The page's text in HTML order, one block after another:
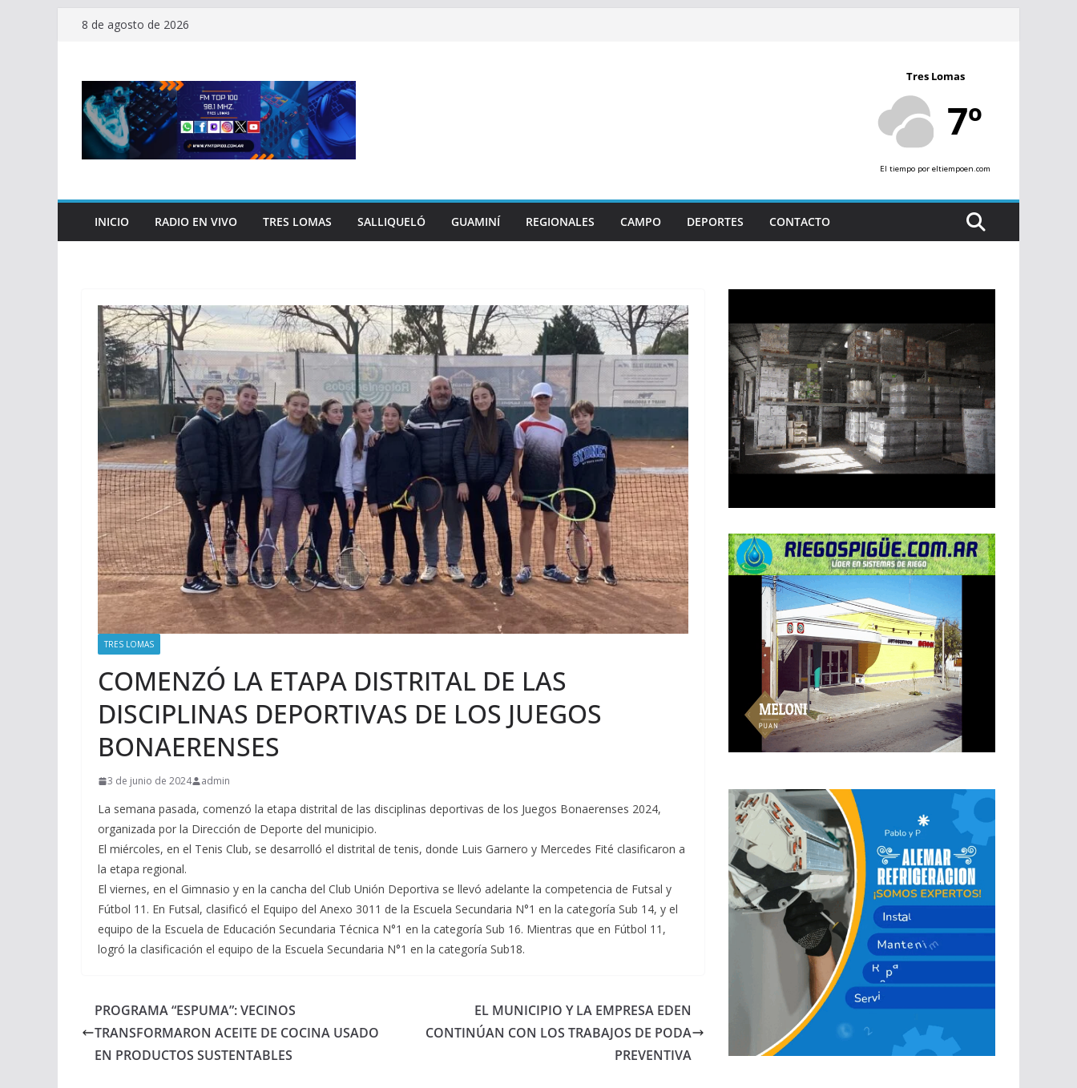
Saltar8 de agosto de 2026
Tres Lomas
7º
El tiempo por eltiempoen.com
INICIO RADIO EN VIVO TRES LOMAS SALLIQUELÓ GUAMINÍ REGIONALES CAMPO DEPORTES CONTACTO
TRES LOMAS
COMENZÓ LA ETAPA DISTRITAL DE LAS
DISCIPLINAS DEPORTIVAS DE LOS JUEGOS
BONAERENSES
3 de junio de 2024 admin
La semana pasada, comenzó la etapa distrital de las disciplinas deportivas de los Juegos Bonaerenses 2024,
organizada por la Dirección de Deporte del municipio.
El miércoles, en el Tenis Club, se desarrolló el distrital de tenis, donde Luis Garnero y Mercedes Fité clasificaron a
la etapa regional.
El viernes, en el Gimnasio y en la cancha del Club Unión Deportiva se llevó adelante la competencia de Futsal y
Fútbol 11. En Futsal, clasificó el Equipo del Anexo 3011 de la Escuela Secundaria N°1 en la categoría Sub 14, y el
equipo de la Escuela de Educación Secundaria Técnica N°1 en la categoría Sub 16. Mientras que en Fútbol 11,
logró la clasificación el equipo de la Escuela Secundaria N°1 en la categoría Sub18.
PROGRAMA “ESPUMA”: VECINOS
TRANSFORMARON ACEITE DE COCINA USADO
EN PRODUCTOS SUSTENTABLES
EL MUNICIPIO Y LA EMPRESA EDEN
CONTINÚAN CON LOS TRABAJOS DE PODA
PREVENTIVA